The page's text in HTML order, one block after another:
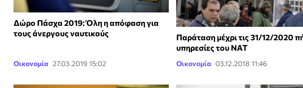
Δώρο Πάσχα 2019: Όλη η απόφαση για
τους άνεργους ναυτικούς
Οικονομία 27.03.2019 15:02
Παράταση μέχρι τις 31/12/2020
υπηρεσίες του ΝΑΤ
Οικονομία 03.12.2018 11:46